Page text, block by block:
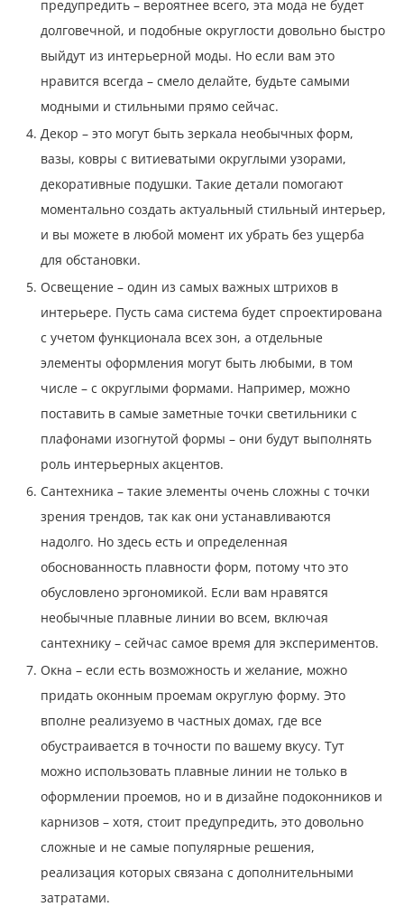
предупредить – вероятнее всего, эта мода не будет
долговечной, и подобные округлости довольно быстро
выйдут из интерьерной моды. Но если вам это
нравится всегда – смело делайте, будьте самыми
модными и стильными прямо сейчас.
Декор – это могут быть зеркала необычных форм,
вазы, ковры с витиеватыми округлыми узорами,
декоративные подушки. Такие детали помогают
моментально создать актуальный стильный интерьер,
и вы можете в любой момент их убрать без ущерба
для обстановки.
Освещение – один из самых важных штрихов в
интерьере. Пусть сама система будет спроектирована
с учетом функционала всех зон, а отдельные
элементы оформления могут быть любыми, в том
числе – с округлыми формами. Например, можно
поставить в самые заметные точки светильники с
плафонами изогнутой формы – они будут выполнять
роль интерьерных акцентов.
Сантехника – такие элементы очень сложны с точки
зрения трендов, так как они устанавливаются
надолго. Но здесь есть и определенная
обоснованность плавности форм, потому что это
обусловлено эргономикой. Если вам нравятся
необычные плавные линии во всем, включая
сантехнику – сейчас самое время для экспериментов.
Окна – если есть возможность и желание, можно
придать оконным проемам округлую форму. Это
вполне реализуемо в частных домах, где все
обустраивается в точности по вашему вкусу. Тут
можно использовать плавные линии не только в
оформлении проемов, но и в дизайне подоконников и
карнизов – хотя, стоит предупредить, это довольно
сложные и не самые популярные решения,
реализация которых связана с дополнительными
затратами.